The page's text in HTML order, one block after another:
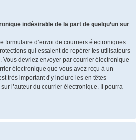
indésirable de la part de quelqu’un sur
formulaire d’envoi de courriers électroniques
qui essaient de repérer les utilisateurs
Vous devriez envoyer par courrier électronique
électronique que vous avez reçu à un
très important d’y inclure les en-têtes
l’auteur du courrier électronique. Il pourra